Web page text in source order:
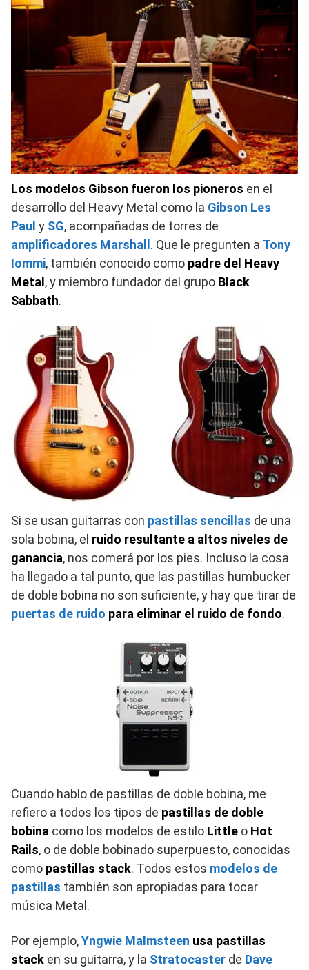
Los modelos Gibson fueron los pioneros en el
desarrollo del Heavy Metal como la Gibson Les
Paul y SG, acompañadas de torres de
amplificadores Marshall . Que le pregunten a Tony
Iommi, también conocido como padre del Heavy
Metal , y miembro fundador del grupo Black
Sabbath.
Si se usan guitarras con pastillas sencillas de una
sola bobina, el ruido resultante a altos niveles de
ganancia, nos comerá por los pies. Incluso la cosa
ha llegado a tal punto, que las pastillas humbucker
de doble bobina no son suficiente, y hay que tirar de
puertas de ruido para eliminar el ruido de fondo.
Cuando hablo de pastillas de doble bobina, me
refiero a todos los tipos de pastillas de doble
bobina como los modelos de estilo Little o Hot
Rails, o de doble bobinado superpuesto, conocidas
como pastillas stack. Todos estos modelos de
pastillas también son apropiadas para tocar
música Metal.
Por ejemplo,Yngwie Malmsteen usa pastillas
stack en su guitarra, y la Stratocaster de Dave